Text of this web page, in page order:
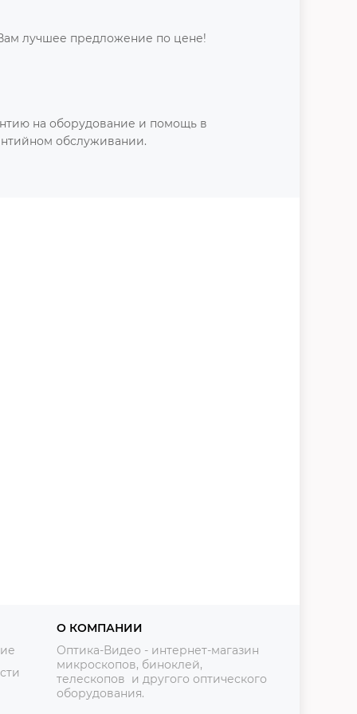
лучшее предложение по цене!
на оборудование и помощь в
обслуживании.
О КОМПАНИИ
Оптика-Видео - интернет-магазин
микроскопов, биноклей,
телескопов и другого оптического
оборудования.